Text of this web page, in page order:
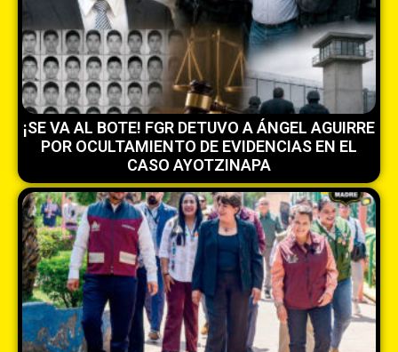
¡SE VA AL BOTE! FGR DETUVO A ÁNGEL AGUIRRE
POR OCULTAMIENTO DE EVIDENCIAS EN EL
CASO AYOTZINAPA